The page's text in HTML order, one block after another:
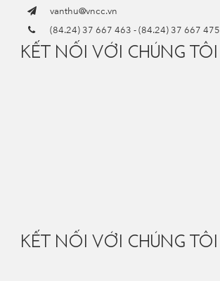
vanthu@vncc.vn
(84.24) 37 667 463 -(84.24) 37 667 475
KẾT NỐI VỚI CHÚNG TÔI
KẾT NỐI VỚI CHÚNG TÔI